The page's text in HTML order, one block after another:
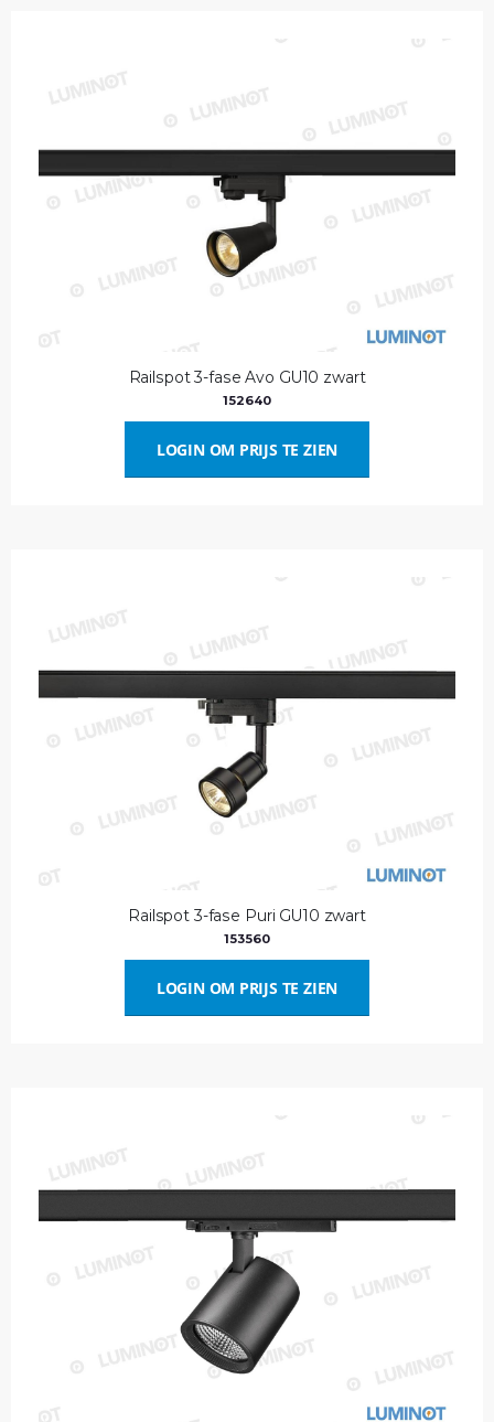
Railspot 3-fase Avo GU10 zwart
152640
LOGIN OM PRIJS TE ZIEN
Railspot 3-fase Puri GU10 zwart
153560
LOGIN OM PRIJS TE ZIEN